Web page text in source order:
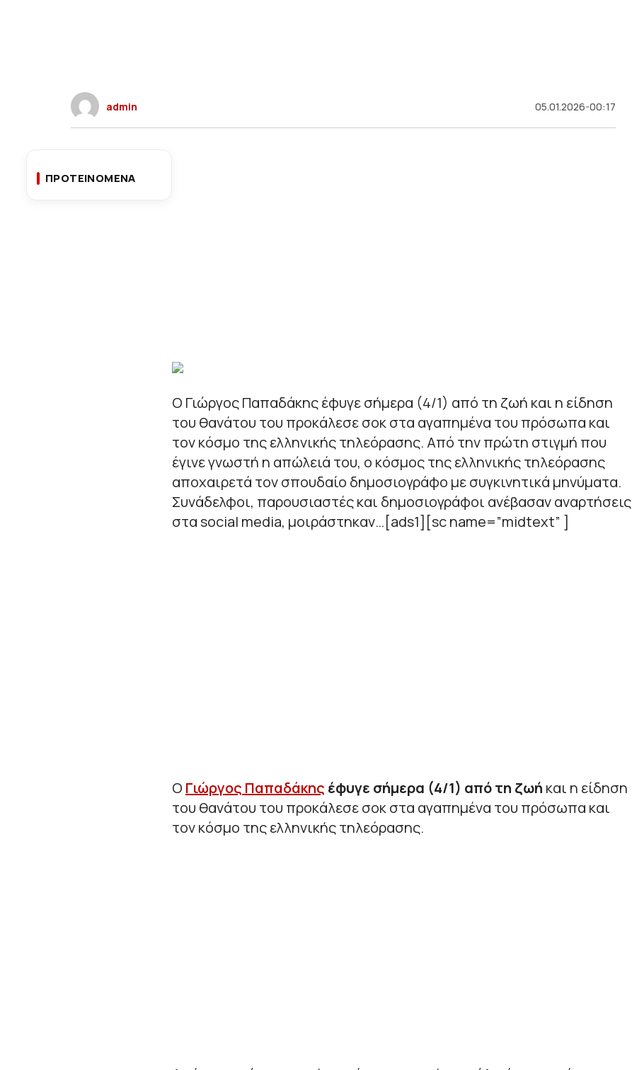
admin 05.01.2026-00:17
ΠΡΟΤΕΙΝΟΜΕΝΑ
Ο Γιώργος Παπαδάκης έφυγε σήμερα (4/1) από τη ζωή και η είδηση
του θανάτου του προκάλεσε σοκ στα αγαπημένα του πρόσωπα και
τον κόσμο της ελληνικής τηλεόρασης. Από την πρώτη στιγμή που
έγινε γνωστή η απώλειά του, ο κόσμος της ελληνικής τηλεόρασης
αποχαιρετά τον σπουδαίο δημοσιογράφο με συγκινητικά μηνύματα.
Συνάδελφοι, παρουσιαστές και δημοσιογράφοι ανέβασαν αναρτήσεις
στα social media, μοιράστηκαν…[ads1][sc name=”midtext” ]
Ο Γιώργος Παπαδάκης έφυγε σήμερα (4/1) από τη ζωή και η είδηση
του θανάτου του προκάλεσε σοκ στα αγαπημένα του πρόσωπα και
τον κόσμο της ελληνικής τηλεόρασης.